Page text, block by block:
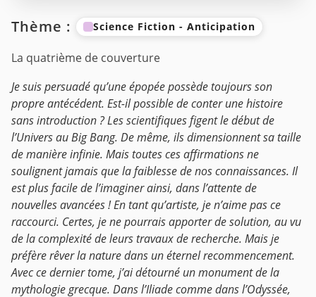
Thème : Science Fiction - Anticipation
La quatrième de couverture
Je suis persuadé qu’une épopée possède toujours son
propre antécédent. Est-il possible de conter une histoire
sans introduction ? Les scientifiques figent le début de
l’Univers au Big Bang. De même, ils dimensionnent sa taille
de manière infinie. Mais toutes ces affirmations ne
soulignent jamais que la faiblesse de nos connaissances. Il
est plus facile de l’imaginer ainsi, dans l’attente de
nouvelles avancées !En tant qu’artiste, je n’aime pas ce
raccourci. Certes, je ne pourrais apporter de solution, au vu
de la complexité de leurs travaux de recherche. Mais je
préfère rêver la nature dans un éternel recommencement.
Avec ce dernier tome, j’ai détourné un monument de la
mythologie grecque. Dans l’Iliade comme dans l’Odyssée,